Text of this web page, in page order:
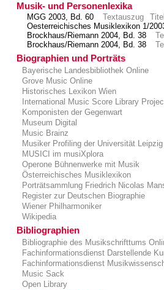
Musik- und Personenlexika
MGG 2003, Bd. 60 Textauszug
Oesterreichisches Musiklexikon 1/
Brockhaus/Riemann 2004, Bd. 38
Brockhaus/Riemann 2004, Bd. 38
Biographien und Porträts
Bayerische Landesbibliothek Online
Grove Music Online
Historisches Lexikon Wien
International Music Score Library
Komponisten der Gegenwart
Museum Digital
Music Brainz
Musiker Profiling der Universität Leipzig
MUSICI im musiXplora
Operone Bühnenwerke mit Musik
Österreichisches Musiklexikon
Porträtsammlung Friedrich Nicolas
Register zur Deutschen Biographie
Wiener Philharmoniker
Wikipedia
Bibliographien
Bibliographie des Musikschrifttums
Fachinformationsdienst Darstellende
Fachinformationsdienst
Music Sack
Open Library